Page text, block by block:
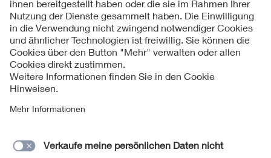
Kontakte
Service
Impressum
Datenschutzinformationen
Cookie Hinweise
Lieferantenportal